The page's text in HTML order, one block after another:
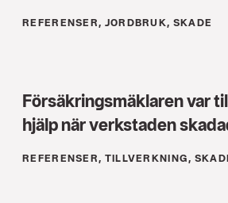
REFERENSER, JORDBRUK, SKADE
Försäkringsmäklaren var
hjälp när verkstaden
REFERENSER, TILLVERKNING,